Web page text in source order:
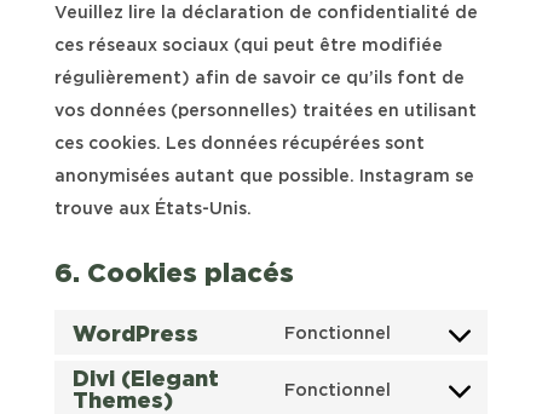
Veuillez lire la déclaration de confidentialité de
ces réseaux sociaux (qui peut être modifiée
régulièrement) afin de savoir ce qu’ils font de
vos données (personnelles) traitées en utilisant
ces cookies. Les données récupérées sont
anonymisées autant que possible. Instagram se
trouve aux États-Unis.
6. Cookies placés
WordPress
Fonctionnel
Consent
Divi (Elegant
Themes)
Fonctionnel
Consent